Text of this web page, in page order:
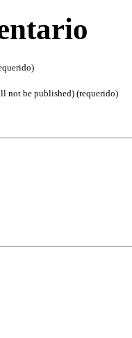
not be published) (requerido)